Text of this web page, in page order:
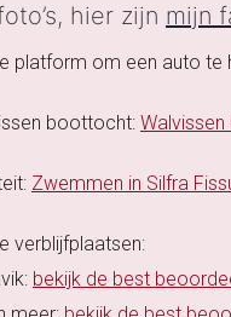
hier zijn mijn
platform om een auto te
boottocht: Walvissen
Zwemmen in Silfra
verblijfplaatsen:
bekijk de best